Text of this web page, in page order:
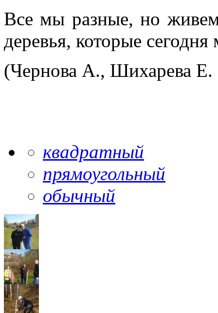
Все мы разные, но
деревья, которые
(Чернова А., Шихарева
квадратный
прямоугольный
обычный